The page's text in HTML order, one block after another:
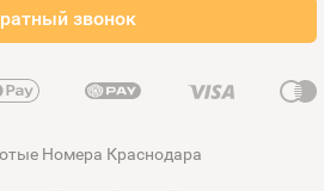
звонок
Номера Краснодара